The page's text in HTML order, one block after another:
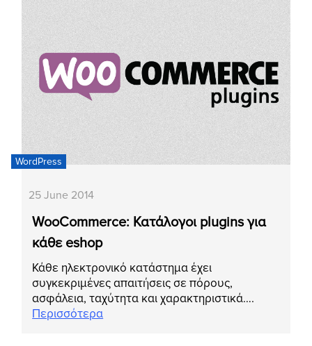
WordPress
25 June 2014
WooCommerce: Κατάλογοι plugins για
κάθε eshop
Κάθε ηλεκτρονικό κατάστημα έχει
συγκεκριμένες απαιτήσεις σε πόρους,
ασφάλεια, ταχύτητα και χαρακτηριστικά….
Περισσότερα